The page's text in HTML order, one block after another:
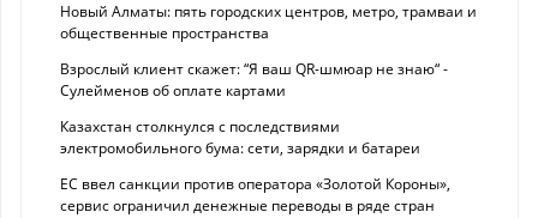
Новый Алматы: пять городских центров, метро, трамваи и
общественные пространства
Взрослый клиент скажет: “Я ваш QR-шмюар не знаю“ -
Сулейменов об оплате картами
Казахстан столкнулся с последствиями
электромобильного бума: сети, зарядки и батареи
ЕС ввел санкции против оператора «Золотой Короны»,
сервис ограничил денежные переводы в ряде стран